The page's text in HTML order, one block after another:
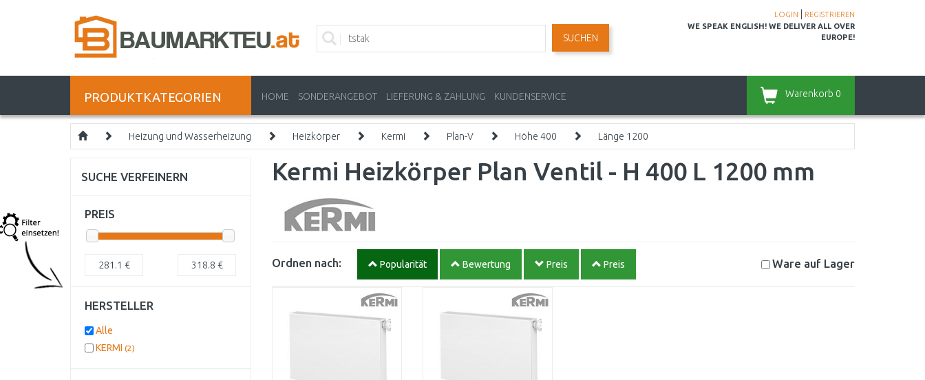
LOGIN
REGISTRIEREN
WE SPEAK ENGLISH! WE DELIVER ALL OVER
EUROPE!
SUCHEN
PRODUKTKATEGORIEN HOME SONDERANGEBOT LIEFERUNG & ZAHLUNG KUNDENSERVICE Warenkorb 0
Heizung und Wasserheizung Heizkörper Kermi Plan-V Höhe 400 Länge 1200
Kermi Heizkörper Plan Ventil - H 400 L 1200 mm
Ordnen nach: Popularität Bewertung Preis Preis Ware auf Lager
SUCHE VERFEINERN
PREIS
281.1 € 318.8 €
HERSTELLER
Alle
KERMI (2)